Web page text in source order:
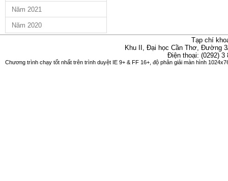
Năm 2021
Năm 2020
Tạp chí
Khu II, Đại học Cần Thơ, Đường
Điện thoại: (0292)
Chương trình chạy tốt nhất trên trình duyệt IE 9+ & FF 16+, độ phân giải màn hình